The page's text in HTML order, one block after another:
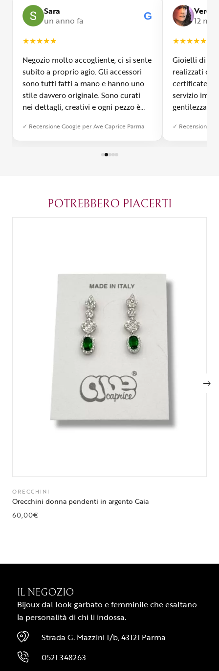
Sara
un anno fa
G
★★★★★
Negozio molto accogliente, ci si sente
subito a proprio agio. Gli accessori
sono tutti fatti a mano e hanno uno
stile davvero originale. Sono curati
nei dettagli, creativi e ogni pezzo è
qualità e si vede che c’è tanta
possibile anche farsi realizzare un
✓ Recensione Google per Ave Caprice Parma
12
★★★★★
Gioielli di
realizzati
certificate,
servizio
gentilezza
i clienti,
✓ Recensione
POTREBBERO PIACERTI
ORECCHINI
Orecchini donna pendenti in argento Gaia
60,00€
IL NEGOZIO
Bijoux dal look garbato e femminile che esaltano
la personalità di chi li indossa.
Strada G. Mazzini 1/b, 43121 Parma
0521 348263